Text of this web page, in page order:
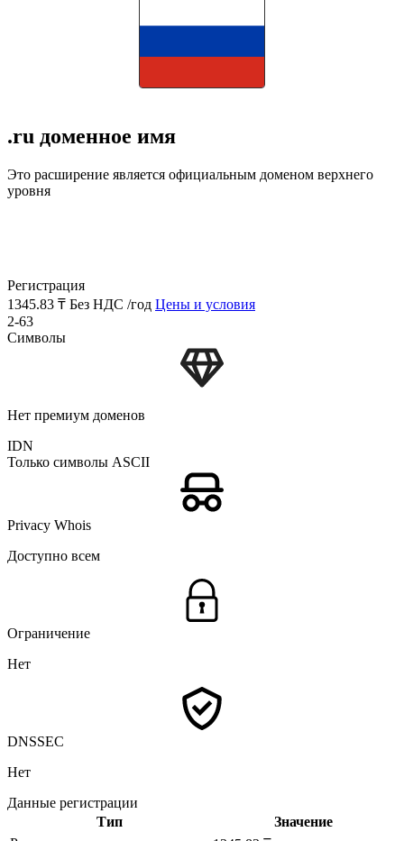
.ru доменное имя
Это расширение является официальным доменом верхнего
уровня
Регистрация
1345.83 ₸ Без НДС /год Цены и условия
2-63
Символы
Нет премиум доменов
IDN
Только символы ASCII
Privacy Whois
Доступно всем
Ограничение
Нет
DNSSEC
Нет
Данные регистрации
Тип
Значение